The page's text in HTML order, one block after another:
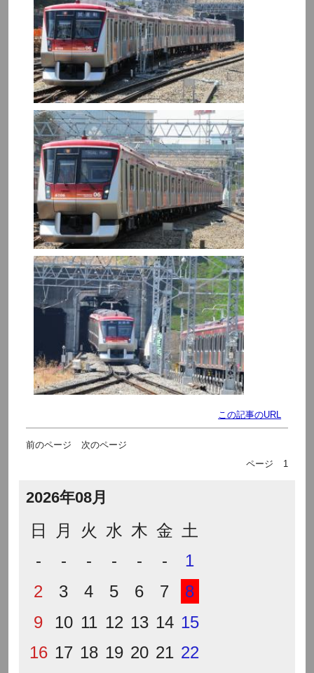
この記事のURL
前のページ
次のページ
ページ
1
2026年08月
日 月 火 水 木 金 土
-
- - - - -
1
2
3 4 5 6 7
8
9
10 11 12 13 14 15
16 17 18 19 20 21 22